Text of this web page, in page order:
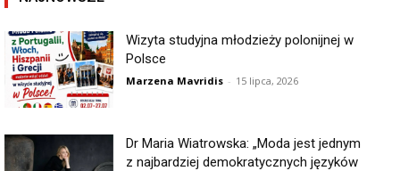
Wizyta studyjna młodzieży polonijnej w
Polsce
Marzena Mavridis - 15 lipca, 2026
Dr Maria Wiatrowska: „Moda jest jednym
z najbardziej demokratycznych języków